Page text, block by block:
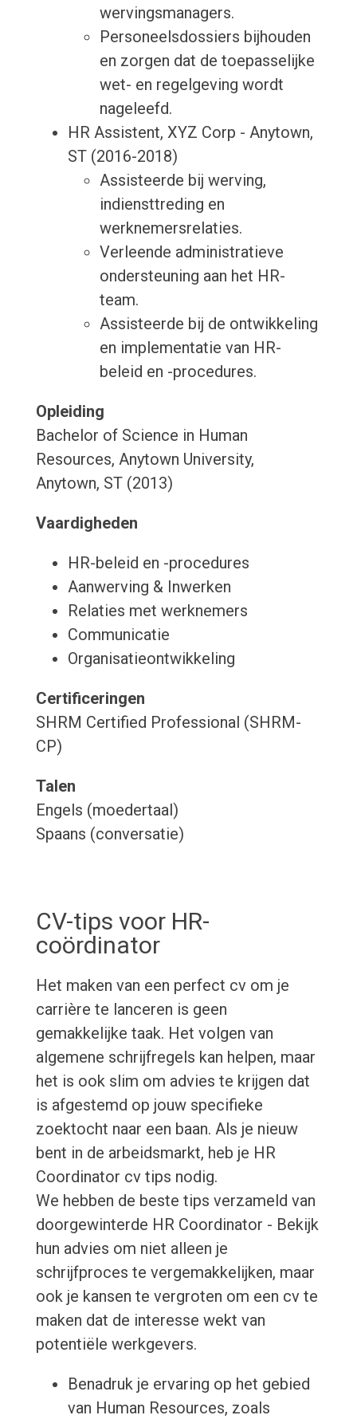
wervingsmanagers.
Personeelsdossiers bijhouden
en zorgen dat de toepasselijke
wet- en regelgeving wordt
nageleefd.
HR Assistent, XYZ Corp - Anytown,
ST (2016-2018)
Assisteerde bij werving,
indiensttreding en
werknemersrelaties.
Verleende administratieve
ondersteuning aan het HR-
team.
Assisteerde bij de ontwikkeling
en implementatie van HR-
beleid en -procedures.
Opleiding
Bachelor of Science in Human
Resources, Anytown University,
Anytown, ST (2013)
Vaardigheden
HR-beleid en -procedures
Aanwerving & Inwerken
Relaties met werknemers
Communicatie
Organisatieontwikkeling
Certificeringen
SHRM Certified Professional (SHRM-
CP)
Talen
Engels (moedertaal)
Spaans (conversatie)
CV-tips voor HR-
coördinator
Het maken van een perfect cv om je
carrière te lanceren is geen
gemakkelijke taak. Het volgen van
algemene schrijfregels kan helpen, maar
het is ook slim om advies te krijgen dat
is afgestemd op jouw specifieke
zoektocht naar een baan. Als je nieuw
bent in de arbeidsmarkt, heb je HR
Coordinator cv tips nodig.
We hebben de beste tips verzameld van
doorgewinterde HR Coordinator - Bekijk
hun advies om niet alleen je
schrijfproces te vergemakkelijken, maar
ook je kansen te vergroten om een cv te
maken dat de interesse wekt van
potentiële werkgevers.
Benadruk je ervaring op het gebied
van Human Resources, zoals